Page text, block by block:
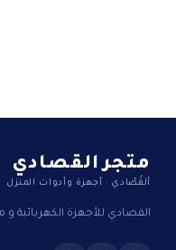
متجر القصادي
ألقُصّادي · أجهزة وأدوات المنزل
القصادي للأجهزة الكهربائية